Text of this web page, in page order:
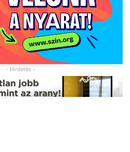
- Hirdetés -